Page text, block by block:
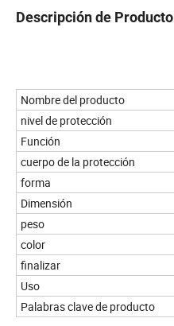
Descripción de Producto
Nombre del producto
nivel de protección
Función
cuerpo de la protección
forma
Dimensión
peso
color
finalizar
Uso
Palabras clave de producto